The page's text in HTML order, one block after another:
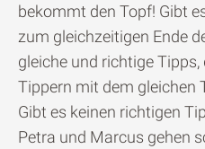
bekommt den Topf! Gibt
zum gleichzeitigen Ende
gleiche und richtige
Tippern mit dem gleichen
Gibt es keinen richtigen
Petra und Marcus gehen